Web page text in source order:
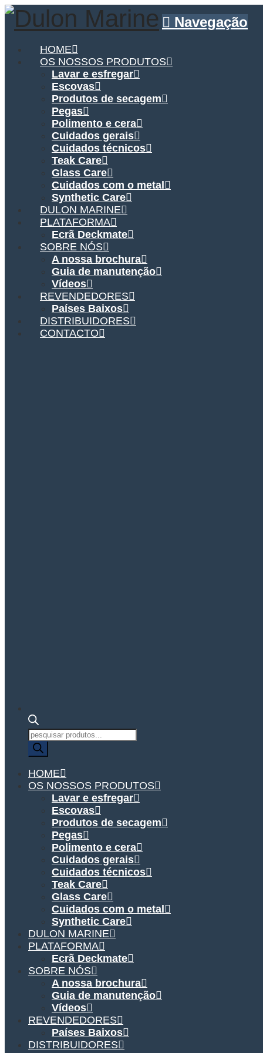
Navegação
HOME
OS NOSSOS PRODUTOS
Lavar e esfregar
Escovas
Produtos de secagem
Pegas
Polimento e cera
Cuidados gerais
Cuidados técnicos
Teak Care
Glass Care
Cuidados com o metal
Synthetic Care
DULON MARINE
PLATAFORMA
Ecrã Deckmate
SOBRE NÓS
A nossa brochura
Guia de manutenção
Vídeos
REVENDEDORES
Países Baixos
DISTRIBUIDORES
CONTACTO
Pesquisa
de
produtos
HOME
OS NOSSOS PRODUTOS
Lavar e esfregar
Escovas
Produtos de secagem
Pegas
Polimento e cera
Cuidados gerais
Cuidados técnicos
Teak Care
Glass Care
Cuidados com o metal
Synthetic Care
DULON MARINE
PLATAFORMA
Ecrã Deckmate
SOBRE NÓS
A nossa brochura
Guia de manutenção
Vídeos
REVENDEDORES
Países Baixos
DISTRIBUIDORES